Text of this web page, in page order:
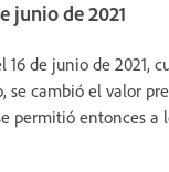
junio de 2021
de junio de 2021,
cambió el valor
permitió entonces